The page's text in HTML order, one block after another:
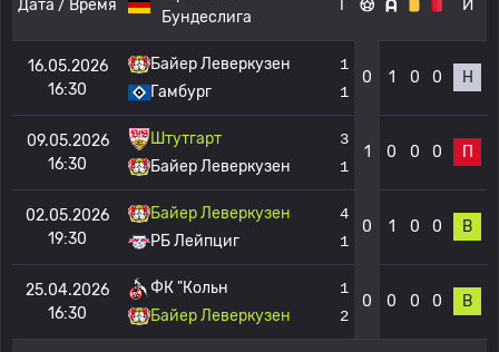
Дата / Время
Бундеслига
Г И
16.05.2026
16:30
Байер Леверкузен
Гамбург
1
1
0 1 0 0 Н
09.05.2026
16:30
Штутгарт
Байер Леверкузен
3
1
1 0 0 0 П
02.05.2026
19:30
Байер Леверкузен
РБ Лейпциг
4
1
0 1 0 0 В
25.04.2026
16:30
ФК "Кольн
Байер Леверкузен
1
2
0 0 0 0 В